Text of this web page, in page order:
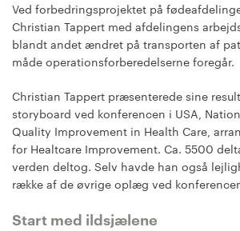
Ved forbedringsprojektet på
Christian Tappert med afdelingens
blandt andet ændret på transporten af
måde operationsforberedelserne foregår.
Christian Tappert præsenterede sine
storyboard ved konferencen i USA,
Quality Improvement in Health Care,
for Healtcare Improvement. Ca. 5500
verden deltog. Selv havde han også
række af de øvrige oplæg ved
Start med ildsjælene